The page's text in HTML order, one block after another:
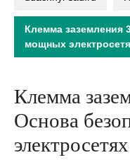
Клемма заземления
мощных
Клемма
Основа
электросетях